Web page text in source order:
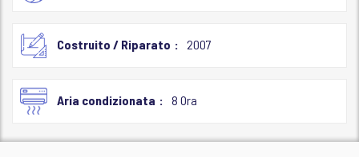
Costruito / Riparato 2007
Aria condizionata 8 Ora